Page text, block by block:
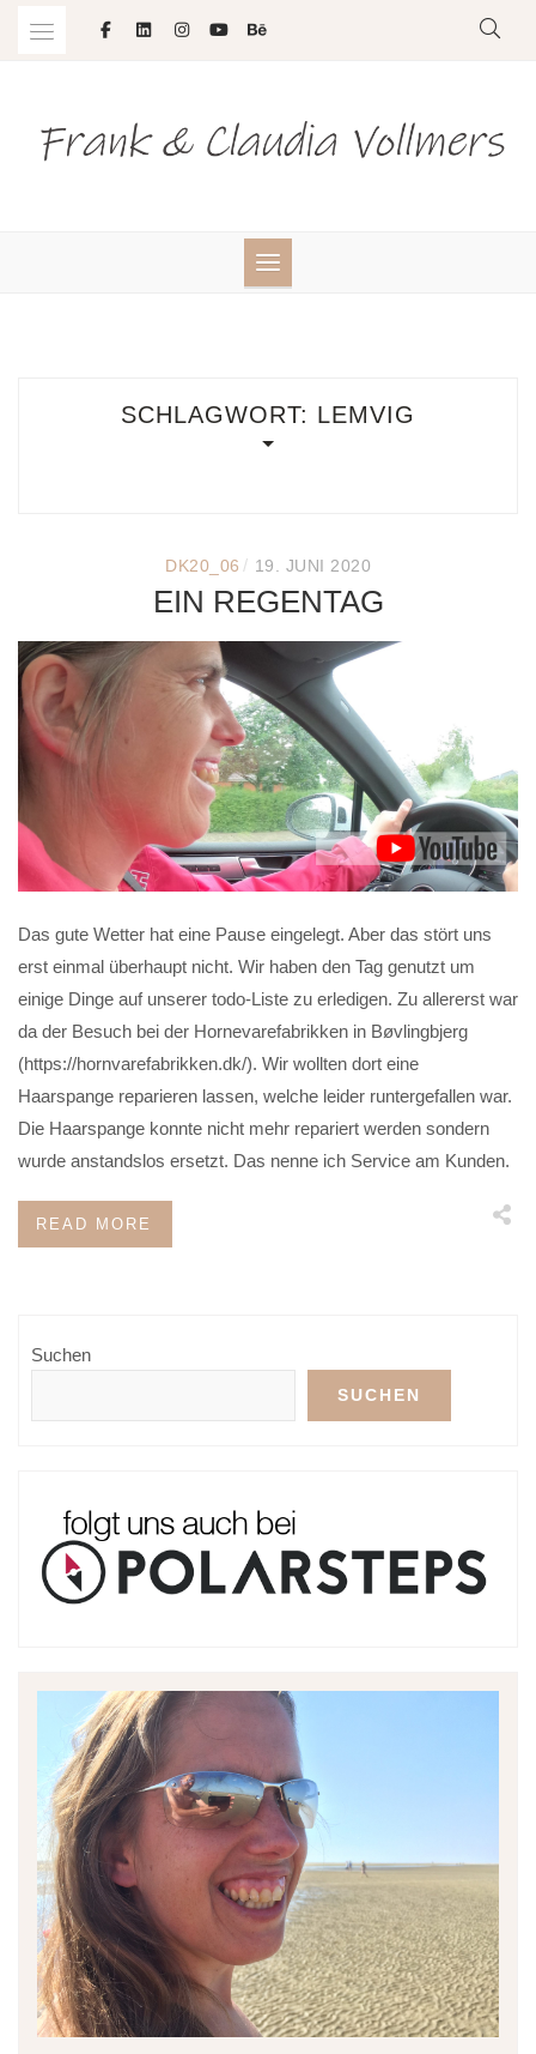
SCHLAGWORT: LEMVIG
DK20_06 / 19. JUNI 2020
EIN REGENTAG
Das gute Wetter hat eine Pause eingelegt. Aber das stört uns
erst einmal überhaupt nicht. Wir haben den Tag genutzt um
einige Dinge auf unserer todo-Liste zu erledigen. Zu allererst war
da der Besuch bei der Hornevarefabrikken in Bøvlingbjerg
(https://hornvarefabrikken.dk/). Wir wollten dort eine
Haarspange reparieren lassen, welche leider runtergefallen war.
Die Haarspange konnte nicht mehr repariert werden sondern
wurde anstandslos ersetzt. Das nenne ich Service am Kunden.
READ MORE
Suchen
SUCHEN